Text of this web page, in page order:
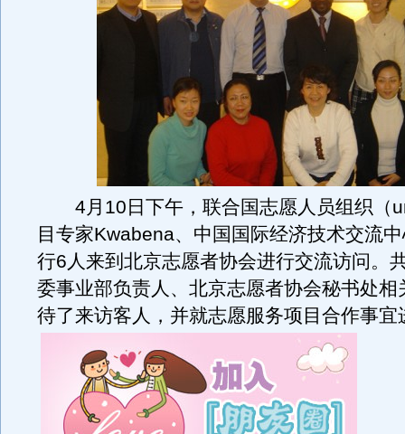
4月10日下午，联合国志愿人员组织（
目专家Kwabena、中国国际经济技术交流
行6人来到北京志愿者协会进行交流访问。
委事业部负责人、北京志愿者协会秘书处相
待了来访客人，并就志愿服务项目合作事宜